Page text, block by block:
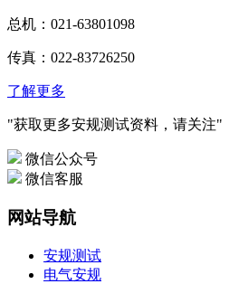
总机：021-63801098
传真：022-83726250
了解更多
"获取更多安规测试资料，请关注"
微信公众号
微信客服
网站导航
安规测试
电气安规